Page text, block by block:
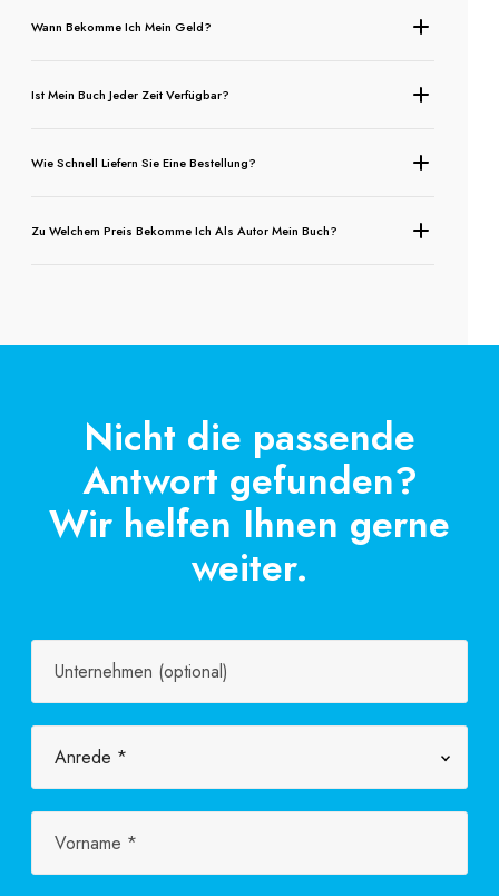
Wann Bekomme Ich Mein Geld?
Ist Mein Buch Jeder Zeit Verfügbar?
Wie Schnell Liefern Sie Eine Bestellung?
Zu Welchem Preis Bekomme Ich Als Autor Mein Buch?
Nicht die passende
Antwort gefunden?
Wir helfen Ihnen gerne
weiter.